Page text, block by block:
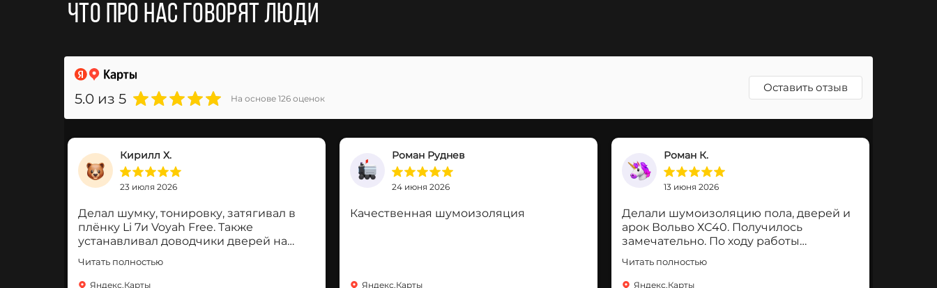
Что про нас говорят люди
5.0 из 5 На основе 126 оценок
Оставить отзыв
Кирилл Х.
23 июля 2026
Делал шумку, тонировку, затягивал в
плёнку Li 7и Voyah Free. Также
устанавливал доводчики дверей на
пыли, цены супер! Большое спасибо!
Читать полностью
Яндекс.Карты
Роман Руднев
24 июня 2026
Качественная шумоизоляция
Яндекс.Карты
Роман К.
13 июня 2026
Делали шумоизоляцию пола, дверей и
арок Вольво ХС40. Получилось
замечательно. По ходу работы
относящиеся к шумке. Работой очень
доволен. Рекомендую.
Читать полностью
Яндекс.Карты